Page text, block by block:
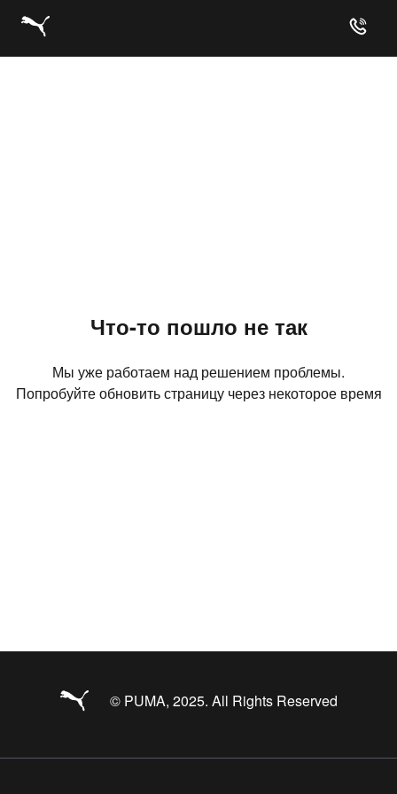
Что-то пошло не так
Мы уже работаем над решением проблемы.
Попробуйте обновить страницу через некоторое время
© PUMA, 2025. All Rights Reserved